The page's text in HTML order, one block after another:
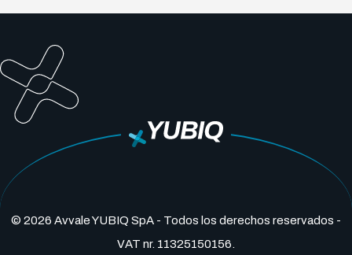
© 2026 Avvale YUBIQ SpA - Todos los derechos reservados -
VAT nr. 11325150156.